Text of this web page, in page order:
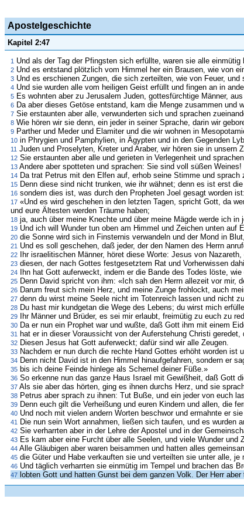
Apostelgeschichte
Kapitel 2:47
1 Und als der Tag der Pfingsten sich erfüllte, waren sie alle einmütig
2 Und es entstand plötzlich vom Himmel her ein Brausen, wie von
3 Und es erschienen Zungen, die sich zerteilten, wie von Feuer,
4 Und sie wurden alle vom heiligen Geist erfüllt und fingen an in
5 Es wohnten aber zu Jerusalem Juden, gottesfürchtige Männer,
6 Da aber dieses Getöse entstand, kam die Menge zusammen und
7 Sie erstaunten aber alle, verwunderten sich und sprachen
8 Wie hören wir sie denn, ein jeder in seiner Sprache, darin wir
9 Parther und Meder und Elamiter und die wir wohnen in
10 in Phrygien und Pamphylien, in Ägypten und in den Gegenden
11 Juden und Proselyten, Kreter und Araber, wir hören sie in unsern
12 Sie erstaunten aber alle und gerieten in Verlegenheit und
13 Andere aber spotteten und sprachen: Sie sind voll süßen Weines!
14 Da trat Petrus mit den Elfen auf, erhob seine Stimme und
15 Denn diese sind nicht trunken, wie ihr wähnet; denn es ist erst
16 sondern dies ist, was durch den Propheten Joel gesagt worden ist:
17 «Und es wird geschehen in den letzten Tagen, spricht Gott, da
und eure Ältesten werden Träume haben;
18 ja, auch über meine Knechte und über meine Mägde werde ich
19 Und ich will Wunder tun oben am Himmel und Zeichen unten auf
20 die Sonne wird sich in Finsternis verwandeln und der Mond in
21 Und es soll geschehen, daß jeder, der den Namen des Herrn
22 Ihr israelitischen Männer, höret diese Worte: Jesus von
23 diesen, der nach Gottes festgesetztem Rat und Vorherwissen
24 Ihn hat Gott auferweckt, indem er die Bande des Todes löste,
25 Denn David spricht von ihm: «Ich sah den Herrn allezeit vor mir,
26 Darum freut sich mein Herz, und meine Zunge frohlockt, auch
27 denn du wirst meine Seele nicht im Totenreich lassen und nicht
28 Du hast mir kundgetan die Wege des Lebens; du wirst mich
29 Ihr Männer und Brüder, es sei mir erlaubt, freimütig zu euch zu
30 Da er nun ein Prophet war und wußte, daß Gott ihm mit einem
31 hat er in dieser Voraussicht von der Auferstehung Christi
32 Diesen Jesus hat Gott auferweckt; dafür sind wir alle Zeugen.
33 Nachdem er nun durch die rechte Hand Gottes erhöht worden
34 Denn nicht David ist in den Himmel hinaufgefahren, sondern er
35 bis ich deine Feinde hinlege als Schemel deiner Füße.»
36 So erkenne nun das ganze Haus Israel mit Gewißheit, daß Gott
37 Als sie aber das hörten, ging es ihnen durchs Herz, und sie
38 Petrus aber sprach zu ihnen: Tut Buße, und ein jeder von euch
39 Denn euch gilt die Verheißung und euren Kindern und allen, die
40 Und noch mit vielen andern Worten beschwor und ermahnte er
41 Die nun sein Wort annahmen, ließen sich taufen, und es wurden
42 Sie verharrten aber in der Lehre der Apostel und in der
43 Es kam aber eine Furcht über alle Seelen, und viele Wunder und
44 Alle Gläubigen aber waren beisammen und hatten alles
45 die Güter und Habe verkauften sie und verteilten sie unter alle, je
46 Und täglich verharrten sie einmütig im Tempel und brachen das
47 lobten Gott und hatten Gunst bei dem ganzen Volk. Der Herr